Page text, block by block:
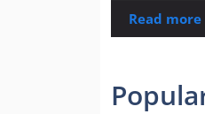
Read more